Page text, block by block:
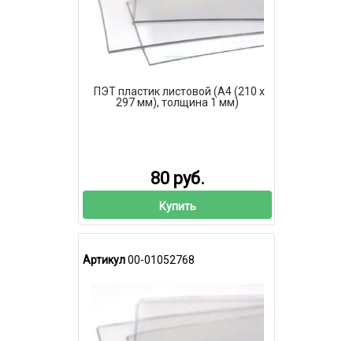
ПЭТ пластик листовой (А4 (210 х
297 мм), толщина 1 мм)
80 руб.
Купить
Артикул00-01052768